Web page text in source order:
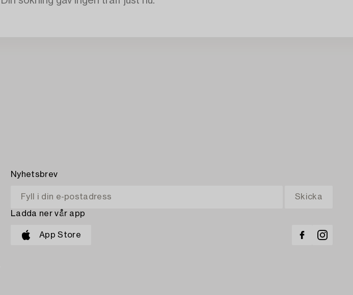
Nyhetsbrev
Ladda ner vår app
App Store